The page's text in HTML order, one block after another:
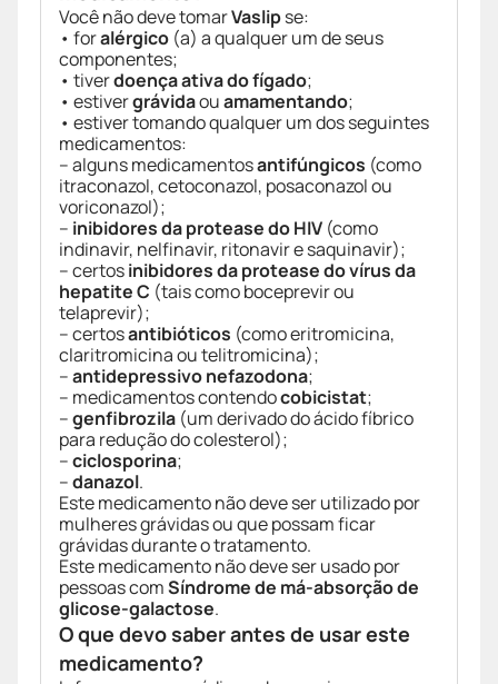
Você não deve tomarVaslipse:
• foralérgico (a) a qualquer um de seus
componentes;
• tiverdoença ativa do fígado;
• estivergrávidaouamamentando;
• estiver tomando qualquer um dos seguintes
medicamentos:
– alguns medicamentosantifúngicos (como
itraconazol, cetoconazol, posaconazol ou
voriconazol);
– inibidores da protease do HIV (como
indinavir, nelfinavir, ritonavir e saquinavir);
– certosinibidores da protease do vírus da
hepatite C (tais como boceprevir ou
telaprevir);
– certosantibióticos (como eritromicina,
claritromicina ou telitromicina);
–antidepressivo nefazodona;
– medicamentos contendocobicistat;
–genfibrozila (um derivado do ácido fíbrico
para redução do colesterol);
–ciclosporina;
–danazol.
Este medicamento não deve ser utilizado por
mulheres grávidas ou que possam ficar
grávidas durante o tratamento.
Este medicamento não deve ser usado por
pessoas comSíndrome de má-absorção de
glicose-galactose.
O que devo saber antes de usar este
medicamento?